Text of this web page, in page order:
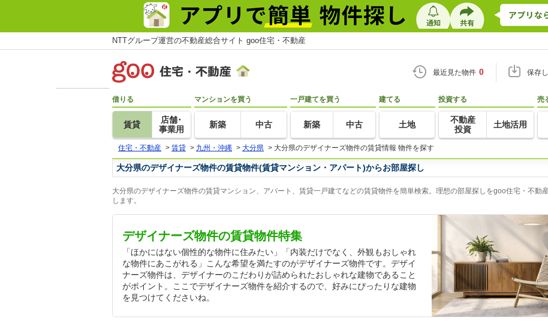
NTTグループ運営の不動産総合サイト goo住宅・不動産
最近見た物件 0 保存
借りる
賃貸
店舗･
事業用
マンションを買う
新築 中古
一戸建てを買う
新築 中古
建てる
土地
投資する
不動産
投資
土地活用
売
住宅・不動産 > 賃貸 > 九州・沖縄 > 大分県 > 大分県のデザイナーズ物件の賃貸情報 物件を探す
大分県のデザイナーズ物件の賃貸物件(賃貸マンション・アパート)からお部屋探し
大分県のデザイナーズ物件の賃貸マンション、アパート、賃貸一戸建てなどの賃貸物件を簡単検索。理想の部屋探しをgoo住宅・不動
します。
デザイナーズ物件の賃貸物件特集
「ほかにはない個性的な物件に住みたい」「内装だけでなく、外観もおしゃれ
な物件にあこがれる」こんな希望を満たすのがデザイナーズ物件です。デザイ
ナーズ物件は、デザイナーのこだわりが詰められたおしゃれな建物であること
がポイント。ここでデザイナーズ物件を紹介するので、好みにぴったりな建物
を見つけてくださいね。